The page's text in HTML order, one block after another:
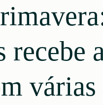
recebe
várias